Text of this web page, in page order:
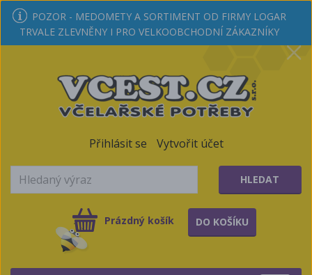
POZOR - MEDOMETY A SORTIMENT OD FIRMY LOGAR
TRVALE ZLEVNĚNY I PRO VELKOOBCHODNÍ ZÁKAZNÍKY
Přihlásit se Vytvořit účet
HLEDAT
Prázdný košík DO KOŠÍKU